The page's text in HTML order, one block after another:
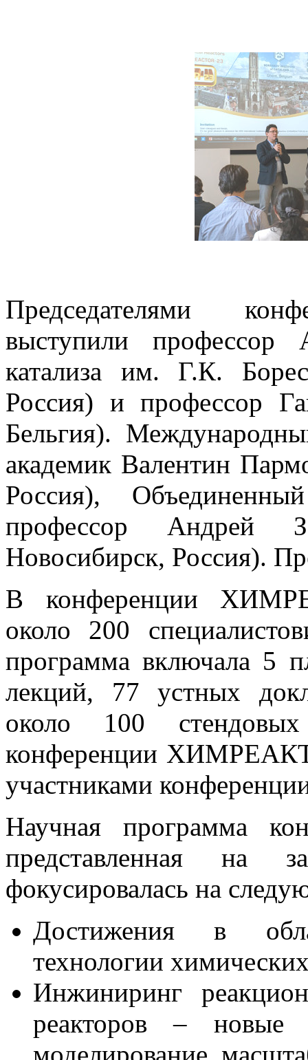
Председателями
выступили профессор
катализа им. Г.К.
Россия) и профессор
Бельгия).
академик Валентин
Россия),
профессор
Новосибирск, Россия).
В конференции
около 200
программа включала 5
лекций, 77 устных
около 100
конференции
участниками
Научная программа
представленная на
фокусировалась на
Достижения в
технологии
Инжиниринг
реакторов – новые